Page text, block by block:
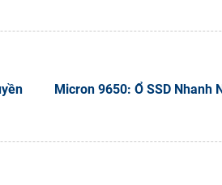
Micron 9650: Ổ SSD Nhanh